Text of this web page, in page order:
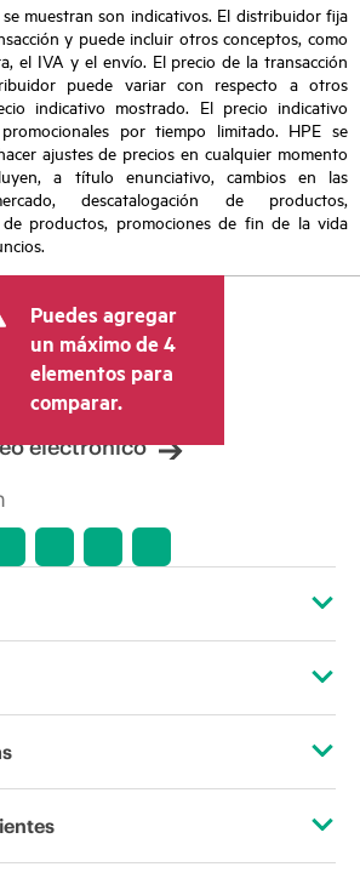
muestran son indicativos. El distribuidor fija
y puede incluir otros conceptos, como
el IVA y el envío. El precio de la transacción
puede variar con respecto a otros
indicativo mostrado. El precio indicativo
por tiempo limitado. HPE se
ajustes de precios en cualquier momento
a título enunciativo, cambios en las
descatalogación de productos,
productos, promociones de fin de la vida
Puedes agregar
un máximo de 4
elementos para
comparar.
electrónico
operativo